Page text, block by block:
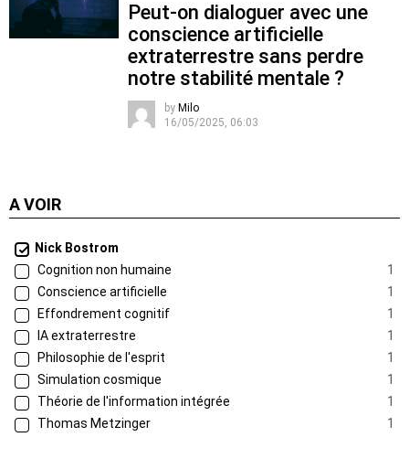
Peut-on dialoguer avec une
conscience artificielle
extraterrestre sans perdre
notre stabilité mentale ?
by Milo
16/05/2025, 06:03
A VOIR
Nick Bostrom
Cognition non humaine
1
Conscience artificielle
1
Effondrement cognitif
1
IA extraterrestre
1
Philosophie de l'esprit
1
Simulation cosmique
1
Théorie de l'information intégrée
1
Thomas Metzinger
1